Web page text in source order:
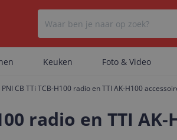
Keuken Foto & Video
PNI CB TTi TCB-H100 radio en TTI AK-H100
radio en TTI